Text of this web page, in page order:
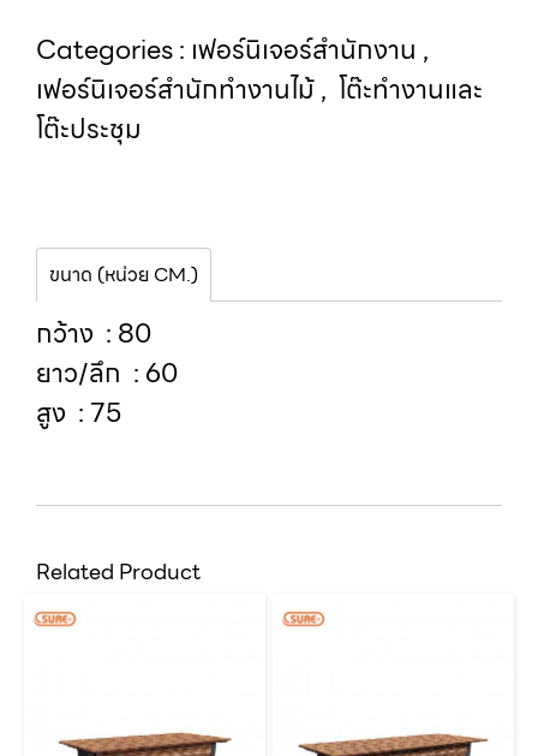
Categories : เฟอร์นิเจอร์สำนักงาน ,
เฟอร์นิเจอร์สำนักทำงานไม้, โต๊ะทำงานและ
โต๊ะประชุม
ขนาด (หน่วย CM.)
กว้าง : 80
ยาว/ลึก : 60
สูง : 75
Related Product